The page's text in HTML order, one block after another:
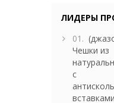
ЛИДЕРЫ
01.
Чешки из
с
вставками